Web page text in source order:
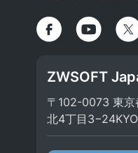
ZWSOFT
〒102-0073 東京
北4丁目